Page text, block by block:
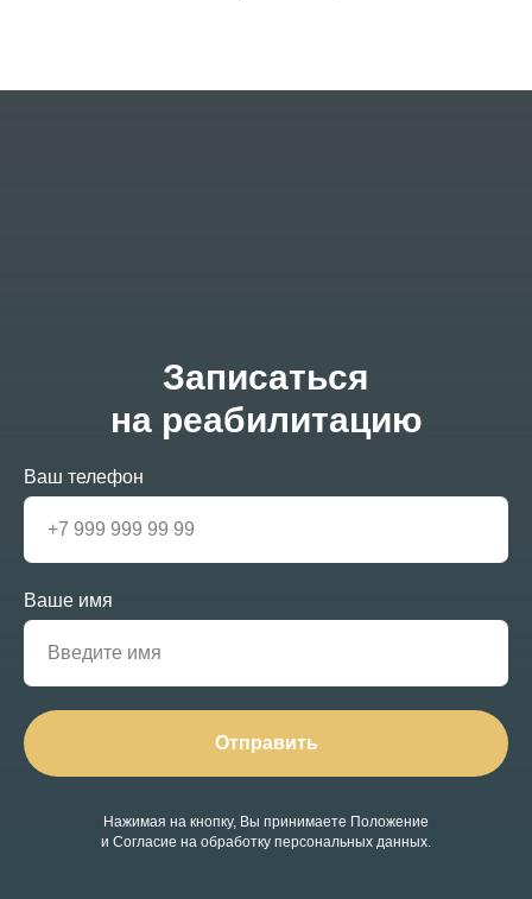
Записаться
на реабилитацию
Ваш телефон
Ваше имя
Отправить
Нажимая на кнопку, Вы принимаете Положение
и Согласие на обработку персональных данных.